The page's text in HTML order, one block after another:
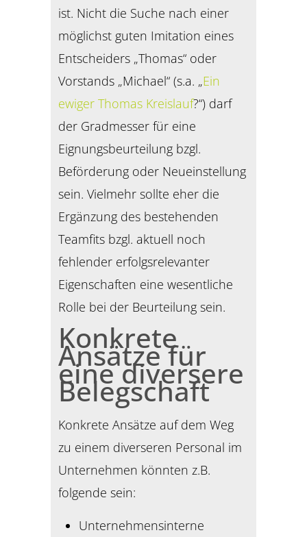
ist. Nicht die Suche nach einer
möglichst guten Imitation eines
Entscheiders „Thomas“ oder
Vorstands „Michael“ (s.a. „Ein
ewiger Thomas Kreislauf?“) darf
der Gradmesser für eine
Eignungsbeurteilung bzgl.
Beförderung oder Neueinstellung
sein. Vielmehr sollte eher die
Ergänzung des bestehenden
Teamfits bzgl. aktuell noch
fehlender erfolgsrelevanter
Eigenschaften eine wesentliche
Rolle bei der Beurteilung sein.
Konkrete
Ansätze für
eine diversere
Belegschaft
Konkrete Ansätze auf dem Weg
zu einem diverseren Personal im
Unternehmen könnten z.B.
folgende sein:
Unternehmensinterne